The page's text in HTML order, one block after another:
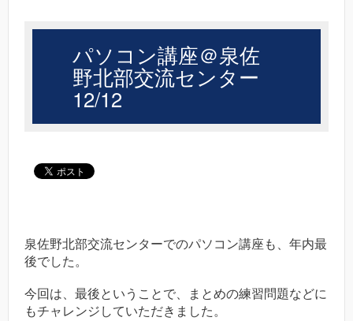
パソコン講座＠泉佐
野北部交流センター
12/12
泉佐野北部交流センターでのパソコン講座も、年内最
後でした。
今回は、最後ということで、まとめの練習問題などに
もチャレンジしていただきました。